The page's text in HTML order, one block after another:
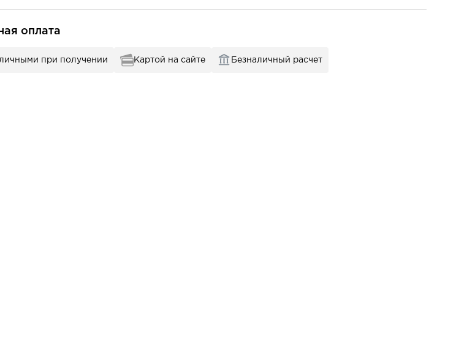
оплата
при получении Картой на сайте Безналичный расчет